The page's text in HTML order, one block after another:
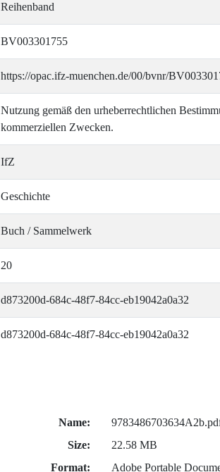
Reihenband
BV003301755
https://opac.ifz-muenchen.de/00/bvnr/
Nutzung gemäß den urheberrechtlichen
kommerziellen Zwecken.
IfZ
Geschichte
Buch / Sammelwerk
20
d873200d-684c-48f7-84cc-eb19042a0a32
d873200d-684c-48f7-84cc-eb19042a0a32
Name:
Size:
22.58 MB
Format:
Adobe Portable